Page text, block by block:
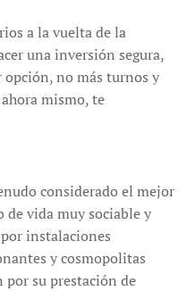
a la vuelta de la
una inversión segura,
opción, no más turnos y
mismo, te
considerado el mejor
de vida muy sociable y
instalaciones
y cosmopolitas
por su prestación de